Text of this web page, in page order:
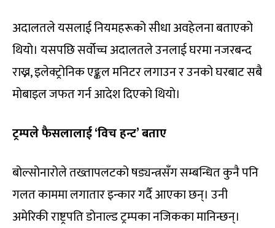
अदालतले यसलाई नियमहरूको सीधा अवहेलना बताएको
थियो। यसपछि सर्वोच्च अदालतले उनलाई घरमा नजरबन्द
राख्न, इलेक्ट्रोनिक एङ्कल मनिटर लगाउन र उनको घरबाट सबै
मोबाइल जफत गर्न आदेश दिएको थियो।
ट्रम्पले फैसलालाई ‘विच हन्ट’ बताए
बोल्सोनारोले तख्तापलटको षड्यन्त्रसँग सम्बन्धित कुनै पनि
गलत काममा लगातार इन्कार गर्दै आएका छन्। उनी
अमेरिकी राष्ट्रपति डोनाल्ड ट्रम्पका नजिकका मानिन्छन्।